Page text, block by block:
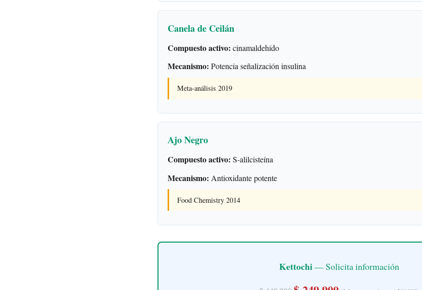
Canela de Ceilán
Compuesto activo: cinamaldehído
Mecanismo: Potencia señalización insulina
Meta-análisis 2019
Ajo Negro
Compuesto activo: S-alilcisteína
Mecanismo: Antioxidante potente
Food Chemistry 2014
Kettochi— Solicita información